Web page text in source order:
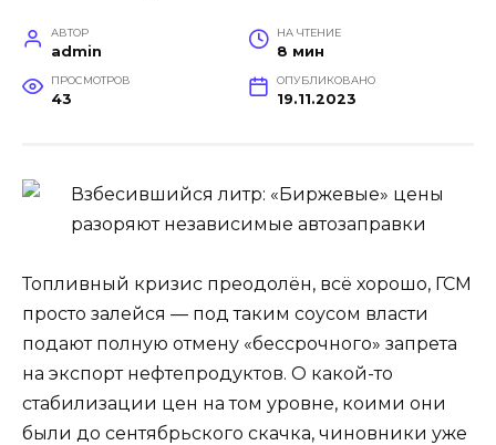
АВТОР
admin
НА ЧТЕНИЕ
8 мин
ПРОСМОТРОВ
43
ОПУБЛИКОВАНО
19.11.2023
Топливный кризис преодолён, всё хорошо, ГСМ
просто залейся — под таким соусом власти
подают полную отмену «бессрочного» запрета
на экспорт нефтепродуктов. О какой-то
стабилизации цен на том уровне, коими они
были до сентябрьского скачка, чиновники уже